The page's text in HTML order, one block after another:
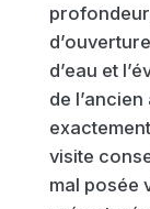
d’eau et
de l’ancien
visite
mal posée